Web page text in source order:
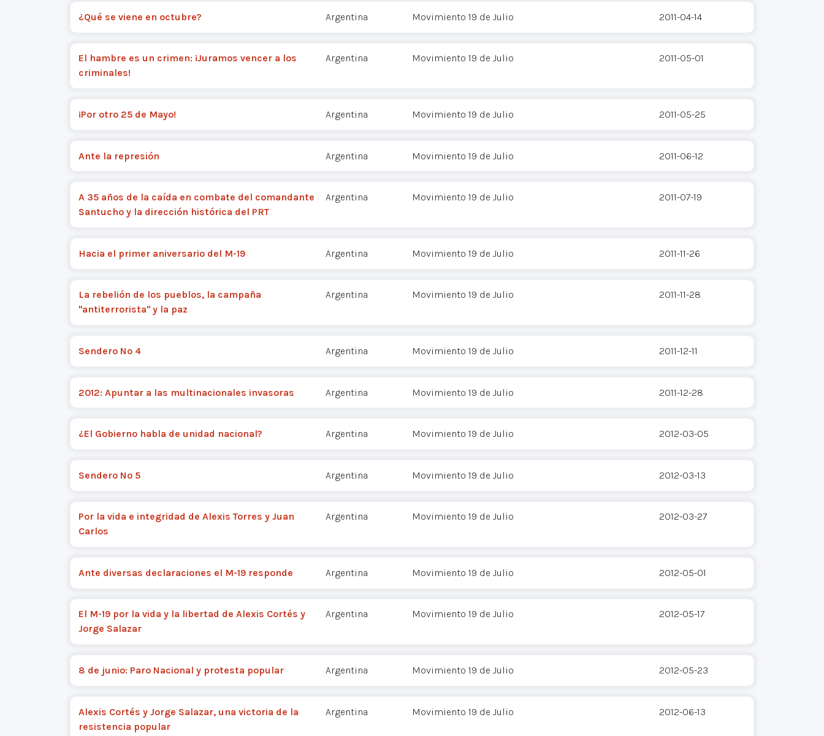
¿Qué se viene en octubre? Argentina Movimiento 19 de Julio 2011-04-14
El hambre es un crimen: ¡Juramos vencer a los
criminales!
Argentina Movimiento 19 de Julio 2011-05-01
¡Por otro 25 de Mayo! Argentina Movimiento 19 de Julio 2011-05-25
Ante la represión Argentina Movimiento 19 de Julio 2011-06-12
A 35 años de la caída en combate del comandante
Santucho y la dirección histórica del PRT
Argentina Movimiento 19 de Julio 2011-07-19
Hacia el primer aniversario del M-19 Argentina Movimiento 19 de Julio 2011-11-26
La rebelión de los pueblos, la campaña
"antiterrorista" y la paz
Argentina Movimiento 19 de Julio 2011-11-28
Sendero Nº 4 Argentina Movimiento 19 de Julio 2011-12-11
2012: Apuntar a las multinacionales invasoras Argentina Movimiento 19 de Julio 2011-12-28
¿El Gobierno habla de unidad nacional? Argentina Movimiento 19 de Julio 2012-03-05
Sendero Nº 5 Argentina Movimiento 19 de Julio 2012-03-13
Por la vida e integridad de Alexis Torres y Juan
Carlos
Argentina Movimiento 19 de Julio 2012-03-27
Ante diversas declaraciones el M-19 responde Argentina Movimiento 19 de Julio 2012-05-01
El M-19 por la vida y la libertad de Alexis Cortés y
Jorge Salazar
Argentina Movimiento 19 de Julio 2012-05-17
8 de junio: Paro Nacional y protesta popular Argentina Movimiento 19 de Julio 2012-05-23
Alexis Cortés y Jorge Salazar, una victoria de la
resistencia popular
Argentina Movimiento 19 de Julio 2012-06-13